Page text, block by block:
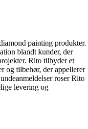
painting produkter.
blandt kunder, der
Rito tilbyder et
og tilbehør, der appellerer
roser Rito
levering og